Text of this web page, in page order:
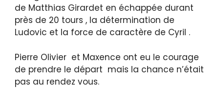
de Matthias Girardet en échappée durant
près de 20 tours , la détermination de
Ludovic et la force de caractère de Cyril .
Pierre Olivier et Maxence ont eu le courage
de prendre le départ mais la chance n’était
pas au rendez vous.